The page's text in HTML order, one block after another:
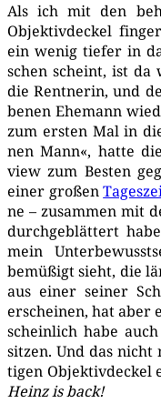
Als ich mit den
Objek­tiv­de­ckel
ein wenig tie­fer in
schen scheint, ist da
die Rent­ne­rin, und
be­nen Ehe­mann
zum ers­ten Mal in
nen Mann«, hat­te
view zum Bes­ten
einer gro­ßen
ne – zusam­men mit
durch­ge­blät­tert
mein
bemü­ßigt sieht, die
aus einer sei­ner
erschei­nen, hat
schein­lich habe
sit­zen. Und das
ti­gen Objek­tiv­de­ckel
Heinz is back!